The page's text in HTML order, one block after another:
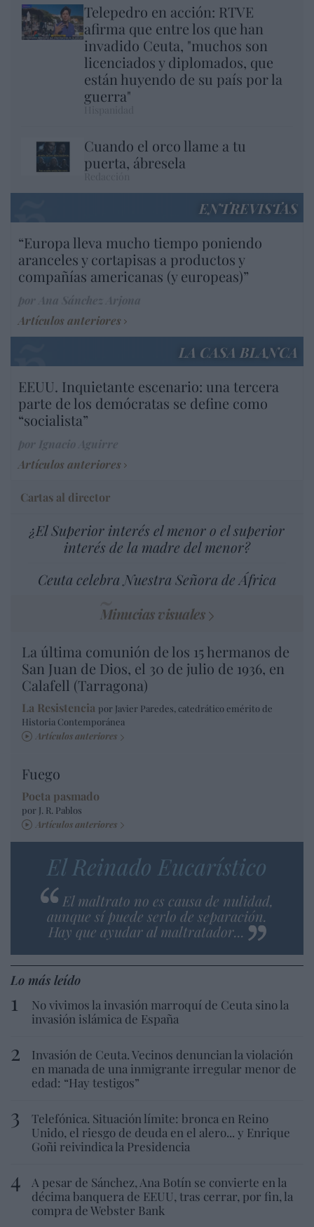
Telepedro en acción: RTVE
afirma que entre los que han
invadido Ceuta, "muchos son
licenciados y diplomados, que
están huyendo de su país por la
guerra"
Cuando el orco llame a tu
puerta, ábresela
ENTREVISTAS
“Europa lleva mucho tiempo poniendo
aranceles y cortapisas a productos y
compañías americanas (y europeas)”
Artículos anteriores
LA CASA BLANCA
EEUU. Inquietante escenario: una tercera
parte de los demócratas se define como
“socialista”
Artículos anteriores
Cartas al director
¿El Superior interés el menor o el superior
interés de la madre del menor?
Ceuta celebra Nuestra Señora de África
Minucias visuales
La última comunión de los 15 hermanos de
San Juan de Dios, el 30 de julio de 1936, en
Calafell (Tarragona)
La Resistencia por Javier Paredes, catedrático emérito de
Historia Contemporánea
Artículos anteriores
Fuego
Poeta pasmado
por J. R. Pablos
Artículos anteriores
El Reinado Eucarístico
El maltrato no es causa de nulidad,
aunque sí puede serlo de separación.
Hay que ayudar al maltratador...
Lo más leído
No vivimos la invasión marroquí de Ceuta sino la
invasión islámica de España
Invasión de Ceuta. Vecinos denuncian la violación
en manada de una inmigrante irregular menor de
edad: “Hay testigos”
Telefónica. Situación límite: bronca en Reino
Unido, el riesgo de deuda en el alero... y Enrique
Goñi reivindica la Presidencia
A pesar de Sánchez, Ana Botín se convierte en la
décima banquera de EEUU, tras cerrar, por fin, la
compra de Webster Bank